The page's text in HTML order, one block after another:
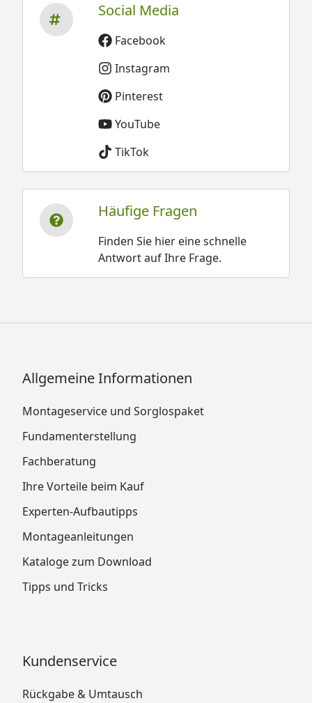
Social Media
Facebook
Instagram
Pinterest
YouTube
TikTok
Häufige Fragen
Finden Sie hier eine schnelle
Antwort auf Ihre Frage.
Allgemeine Informationen
Montageservice und Sorglospaket
Fundamenterstellung
Fachberatung
Ihre Vorteile beim Kauf
Experten-Aufbautipps
Montageanleitungen
Kataloge zum Download
Tipps und Tricks
Kundenservice
Rückgabe & Umtausch